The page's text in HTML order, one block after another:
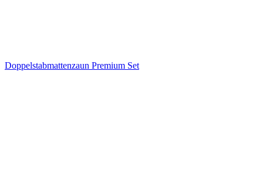
Doppelstabmattenzaun Premium Set